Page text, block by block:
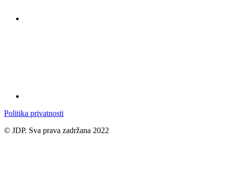
Politika privatnosti
© JDP. Sva prava zadržana 2022